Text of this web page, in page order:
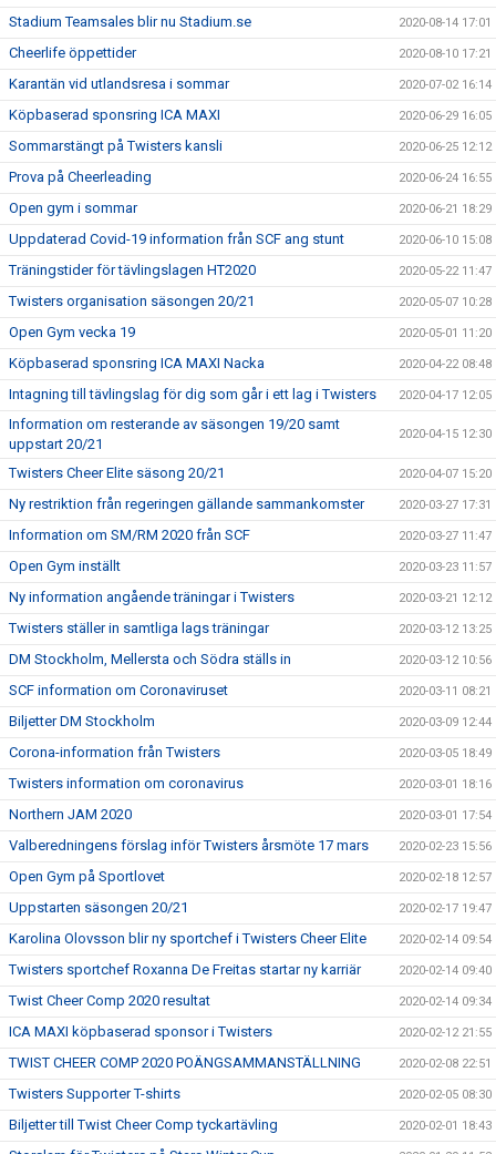
Stadium Teamsales blir nu Stadium.se 2020-08-14 17:01
Cheerlife öppettider 2020-08-10 17:21
Karantän vid utlandsresa i sommar 2020-07-02 16:14
Köpbaserad sponsring ICA MAXI 2020-06-29 16:05
Sommarstängt på Twisters kansli 2020-06-25 12:12
Prova på Cheerleading 2020-06-24 16:55
Open gym i sommar 2020-06-21 18:29
Uppdaterad Covid-19 information från SCF ang stunt 2020-06-10 15:08
Träningstider för tävlingslagen HT2020 2020-05-22 11:47
Twisters organisation säsongen 20/21 2020-05-07 10:28
Open Gym vecka 19 2020-05-01 11:20
Köpbaserad sponsring ICA MAXI Nacka 2020-04-22 08:48
Intagning till tävlingslag för dig som går i ett lag i Twisters 2020-04-17 12:05
Information om resterande av säsongen 19/20 samt
uppstart 20/21
2020-04-15 12:30
Twisters Cheer Elite säsong 20/21 2020-04-07 15:20
Ny restriktion från regeringen gällande sammankomster 2020-03-27 17:31
Information om SM/RM 2020 från SCF 2020-03-27 11:47
Open Gym inställt 2020-03-23 11:57
Ny information angående träningar i Twisters 2020-03-21 12:12
Twisters ställer in samtliga lags träningar 2020-03-12 13:25
DM Stockholm, Mellersta och Södra ställs in 2020-03-12 10:56
SCF information om Coronaviruset 2020-03-11 08:21
Biljetter DM Stockholm 2020-03-09 12:44
Corona-information från Twisters 2020-03-05 18:49
Twisters information om coronavirus 2020-03-01 18:16
Northern JAM 2020 2020-03-01 17:54
Valberedningens förslag inför Twisters årsmöte 17 mars 2020-02-23 15:56
Open Gym på Sportlovet 2020-02-18 12:57
Uppstarten säsongen 20/21 2020-02-17 19:47
Karolina Olovsson blir ny sportchef i Twisters Cheer Elite 2020-02-14 09:54
Twisters sportchef Roxanna De Freitas startar ny karriär 2020-02-14 09:40
Twist Cheer Comp 2020 resultat 2020-02-14 09:34
ICA MAXI köpbaserad sponsor i Twisters 2020-02-12 21:55
TWIST CHEER COMP 2020 POÄNGSAMMANSTÄLLNING 2020-02-08 22:51
Twisters Supporter T-shirts 2020-02-05 08:30
Biljetter till Twist Cheer Comp tyckartävling 2020-02-01 18:43